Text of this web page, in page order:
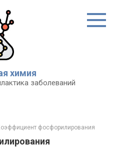
химия
заболеваний
фосфорилирования